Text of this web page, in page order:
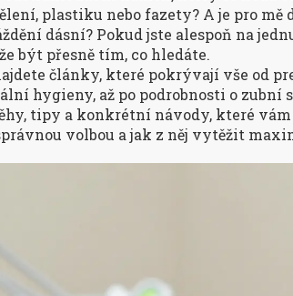
plastiku nebo fazety? A je pro
dásní? Pokud jste alespoň na
být přesně tím, co hledáte.
články, které pokrývají vše od
hygieny, až po podrobnosti o zubní
tipy a konkrétní návody, které
volbou a jak z něj vytěžit